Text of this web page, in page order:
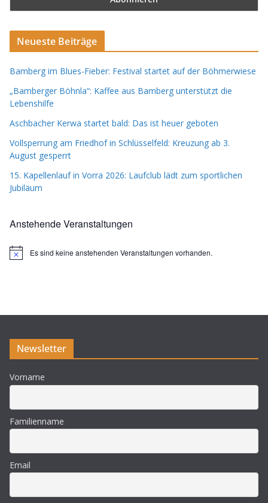
Neueste Beiträge
Bamberg im Blues-Fieber: Festival startet auf der Böhmerwiese
„Bamberger Böhnla“: Kaffee aus Bamberg unterstützt die
Lebenshilfe
Aschbacher Kerwa startet bald: Das ist heuer geboten
Vollsperrung am Friedhof in Schlüsselfeld: Kreuzung ab 3.
August gesperrt
15. Kapellenlauf in Vorra 2026: Laufclub lädt zum sportlichen
Jubiläum
Anstehende Veranstaltungen
H
s
Es sind keine anstehenden Veranstaltungen vorhanden.
Newsletter
Vorname
Familienname
Email